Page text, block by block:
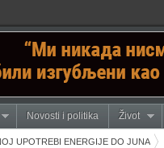
Novosti i politika Život
UPOTREBI ENERGIJE DO JUNA